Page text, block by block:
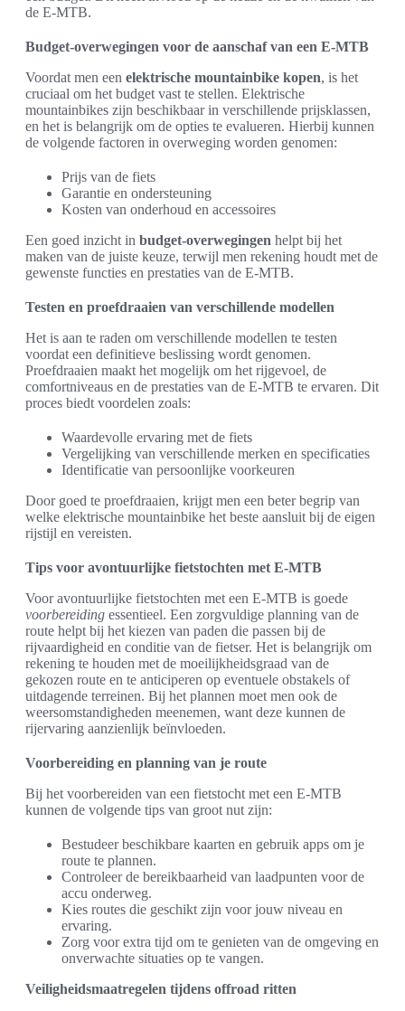
de E-MTB.
Budget-overwegingen voor de aanschaf van een E-MTB
Voordat men een elektrische mountainbike kopen, is het
cruciaal om het budget vast te stellen. Elektrische
mountainbikes zijn beschikbaar in verschillende prijsklassen,
en het is belangrijk om de opties te evalueren. Hierbij kunnen
de volgende factoren in overweging worden genomen:
Prijs van de fiets
Garantie en ondersteuning
Kosten van onderhoud en accessoires
Een goed inzicht in budget-overwegingen helpt bij het
maken van de juiste keuze, terwijl men rekening houdt met de
gewenste functies en prestaties van de E-MTB.
Testen en proefdraaien van verschillende modellen
Het is aan te raden om verschillende modellen te testen
voordat een definitieve beslissing wordt genomen.
Proefdraaien maakt het mogelijk om het rijgevoel, de
comfortniveaus en de prestaties van de E-MTB te ervaren. Dit
proces biedt voordelen zoals:
Waardevolle ervaring met de fiets
Vergelijking van verschillende merken en specificaties
Identificatie van persoonlijke voorkeuren
Door goed te proefdraaien, krijgt men een beter begrip van
welke elektrische mountainbike het beste aansluit bij de eigen
rijstijl en vereisten.
Tips voor avontuurlijke fietstochten met E-MTB
Voor avontuurlijke fietstochten met een E-MTB is goede
voorbereiding essentieel. Een zorgvuldige planning van de
route helpt bij het kiezen van paden die passen bij de
rijvaardigheid en conditie van de fietser. Het is belangrijk om
rekening te houden met de moeilijkheidsgraad van de
gekozen route en te anticiperen op eventuele obstakels of
uitdagende terreinen. Bij het plannen moet men ook de
weersomstandigheden meenemen, want deze kunnen de
rijervaring aanzienlijk beïnvloeden.
Voorbereiding en planning van je route
Bij het voorbereiden van een fietstocht met een E-MTB
kunnen de volgende tips van groot nut zijn:
Bestudeer beschikbare kaarten en gebruik apps om je
route te plannen.
Controleer de bereikbaarheid van laadpunten voor de
accu onderweg.
Kies routes die geschikt zijn voor jouw niveau en
ervaring.
Zorg voor extra tijd om te genieten van de omgeving en
onverwachte situaties op te vangen.
Veiligheidsmaatregelen tijdens offroad ritten